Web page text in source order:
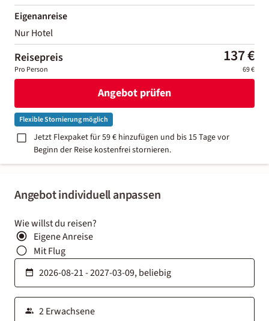
Angebot individuell anpassen
Wie willst du reisen?
Eigene Anreise
Mit Flug
Eigenanreise
Nur Hotel
Reisepreis 137 €
Pro Person 69 €
Angebot prüfen
Flexible Stornierung möglich
Jetzt Flexpaket für 59 € hinzufügen und bis 15 Tage vor
Beginn der Reise kostenfrei stornieren.